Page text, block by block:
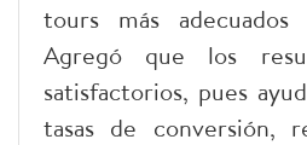
tours más adecuados
Agregó que los
satisfactorios, pues
tasas de conversión,